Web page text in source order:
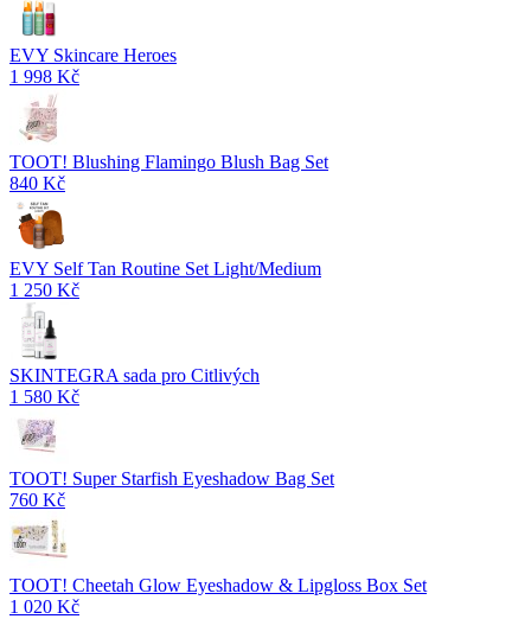
EVY Skincare Heroes
1 998 Kč
TOOT! Blushing Flamingo Blush Bag Set
840 Kč
EVY Self Tan Routine Set Light/Medium
1 250 Kč
SKINTEGRA sada pro Citlivých
1 580 Kč
TOOT! Super Starfish Eyeshadow Bag Set
760 Kč
TOOT! Cheetah Glow Eyeshadow & Lipgloss Box Set
1 020 Kč